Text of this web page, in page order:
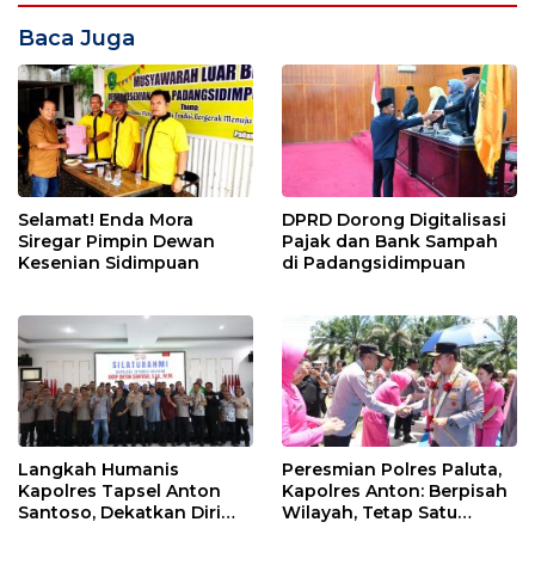
Baca Juga
Selamat! Enda Mora
Siregar Pimpin Dewan
Kesenian Sidimpuan
DPRD Dorong Digitalisasi
Pajak dan Bank Sampah
di Padangsidimpuan
Langkah Humanis
Kapolres Tapsel Anton
Santoso, Dekatkan Diri
Peresmian Polres Paluta,
Kapolres Anton: Berpisah
Wilayah, Tetap Satu